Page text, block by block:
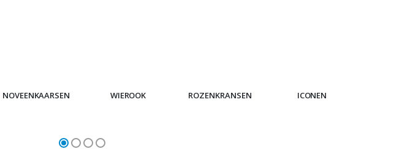
NOVEENKAARSEN WIEROOK ROZENKRANSEN ICONEN